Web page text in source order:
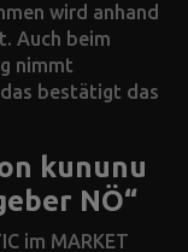
wird anhand
Auch beim
nimmt
bestätigt das
kununu
NÖ“
im MARKET